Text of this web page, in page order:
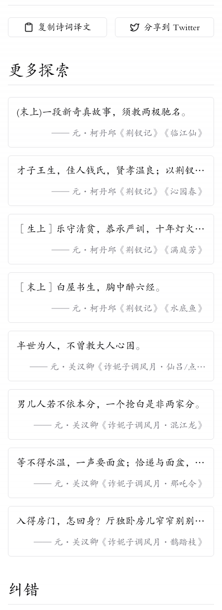
复制诗词译文 分享到 Twitter
更多探索
(末上)一段新奇真故事，须教两极驰名。
—— 元 · 柯丹邱《荆钗记》 《 临江仙 》
才子王生，佳人钱氏，贤孝温良；以荆钗为
—— 元 · 柯丹邱《荆钗记》 《 沁园春 》
［生上］乐守清贫，恭承严训，十年灯火相
—— 元 · 柯丹邱《荆钗记》 《 满庭芳 》
［末上］白屋书生，胸中醉六经。
—— 元 · 柯丹邱《荆钗记》 《 水底鱼 》
半世为人，不曾教大人心困。
—— 元 · 关汉卿 《 诈妮子调风月・仙吕/点绛
唇》
男儿人若不依本分，一个抢白是非两家分。
—— 元 · 关汉卿 《 诈妮子调风月・混江龙 》
等不得水温，一声要面盆；恰递与面盆，一
—— 元 · 关汉卿 《 诈妮子调风月・那吒令 》
入得房门，怎回身？厅独卧房儿窄窄别别，
哥行在意殷勤。
—— 元 · 关汉卿 《 诈妮子调风月・鹊踏枝 》
纠错